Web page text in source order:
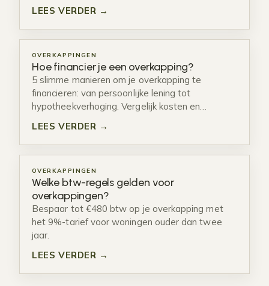
LEES VERDER →
OVERKAPPINGEN
Hoe financier je een overkapping?
5 slimme manieren om je overkapping te
financieren: van persoonlijke lening tot
hypotheekverhoging. Vergelijk kosten en…
LEES VERDER →
OVERKAPPINGEN
Welke btw-regels gelden voor
overkappingen?
Bespaar tot €480 btw op je overkapping met
het 9%-tarief voor woningen ouder dan twee
jaar.
LEES VERDER →